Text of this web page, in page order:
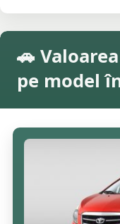
🚗
pe model